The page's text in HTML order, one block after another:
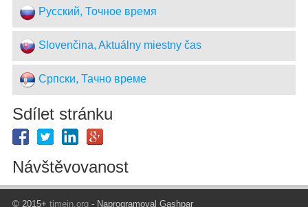
Русский, Точное время
Slovenčina, Aktuálny miestny čas
Српски, Тачно време
Sdílet stránku
Návštěvovanost
© 2015+ timein.org- Naprogramoval Gashpar